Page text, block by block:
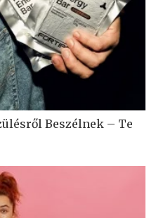
Beszélnek – Te